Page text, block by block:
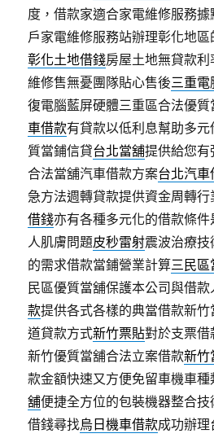
度，借款家適合家電維修服務據
戶家電維修服務站辦理彰化地
彰化土地借錢房屋土地無貸款
維修售無憂團隊貼心售後三重電
復電腦藍屏硬體三重區合法優
車借款有貸款以低利息幫助多
質當鋪信貸台北當舖提供給您
合法當舖汽車借款方案台北汽車
急方法週轉貸款提供資金周轉
借錢亦有各種多元化的借款條
人肌膚問題皮秒雷射震波治療
的需求借款當鋪營業計算三民區
民區優質當舖保護本公司與借
款提供各式各樣的典當借款新
道貸款方式新竹票貼對於支票
新竹優質當舖合法立案借款新竹
款金額快速又方便免留車機車
舖便捷全方位的包裝機器整合
借錢尋找烏日機車借款成功辦